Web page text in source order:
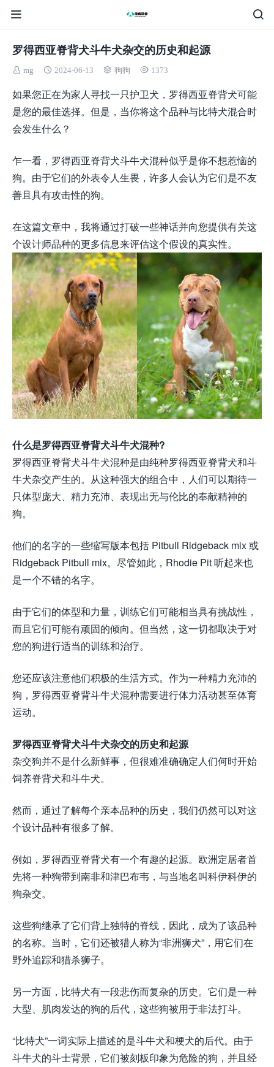
罗得西亚脊背犬斗牛犬杂交的历史和起源
mg 2024-06-13 狗狗 1373
如果您正在为家人寻找一只护卫犬，罗得西亚脊背犬可能
是您的最佳选择。但是，当你将这个品种与比特犬混合时
会发生什么？
乍一看，罗得西亚脊背犬斗牛犬混种似乎是你不想惹恼的
狗。由于它们的外表令人生畏，许多人会认为它们是不友
善且具有攻击性的狗。
在这篇文章中，我将通过打破一些神话并向您提供有关这
个设计师品种的更多信息来评估这个假设的真实性。
什么是罗得西亚脊背犬斗牛犬混种?
罗得西亚脊背犬斗牛犬混种是由纯种罗得西亚脊背犬和斗
牛犬杂交产生的。从这种强大的组合中，人们可以期待一
只体型庞大、精力充沛、表现出无与伦比的奉献精神的
狗。
他们的名字的一些缩写版本包括 Pitbull Ridgeback mix 或
Ridgeback Pitbull mix。尽管如此，Rhodie Pit 听起来也
是一个不错的名字。
由于它们的体型和力量，训练它们可能相当具有挑战性，
而且它们可能有顽固的倾向。但当然，这一切都取决于对
您的狗进行适当的训练和治疗。
您还应该注意他们积极的生活方式。作为一种精力充沛的
狗，罗得西亚脊背斗牛犬混种需要进行体力活动甚至体育
运动。
罗得西亚脊背犬斗牛犬杂交的历史和起源
杂交狗并不是什么新鲜事，但很难准确确定人们何时开始
饲养脊背犬和斗牛犬。
然而，通过了解每个亲本品种的历史，我们仍然可以对这
个设计品种有很多了解。
例如，罗得西亚脊背犬有一个有趣的起源。欧洲定居者首
先将一种狗带到南非和津巴布韦，与当地名叫科伊科伊的
狗杂交。
这些狗继承了它们背上独特的脊线，因此，成为了该品种
的名称。当时，它们还被猎人称为“非洲狮犬”，用它们在
野外追踪和猎杀狮子。
另一方面，比特犬有一段悲伤而复杂的历史。它们是一种
大型、肌肉发达的狗的后代，这些狗被用于非法打斗。
“比特犬”一词实际上描述的是斗牛犬和梗犬的后代。由于
斗牛犬的斗士背景，它们被刻板印象为危险的狗，并且经